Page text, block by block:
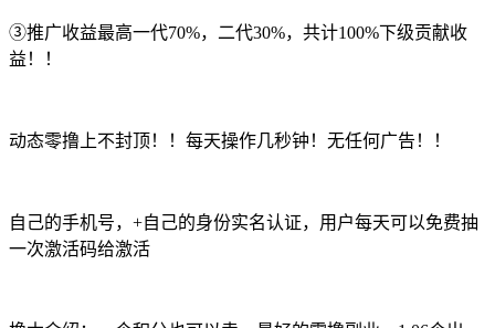
③推广收益最高一代70%，二代30%，共计100%下级贡献收
益！！
动态零撸上不封顶！！每天操作几秒钟！无任何广告！！
自己的手机号，+自己的身份实名认证，用户每天可以免费抽
一次激活码给激活